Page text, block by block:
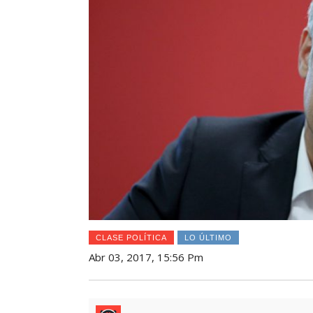
CLASE POLÍTICA LO ÚLTIMO
Abr 03, 2017, 15:56 Pm